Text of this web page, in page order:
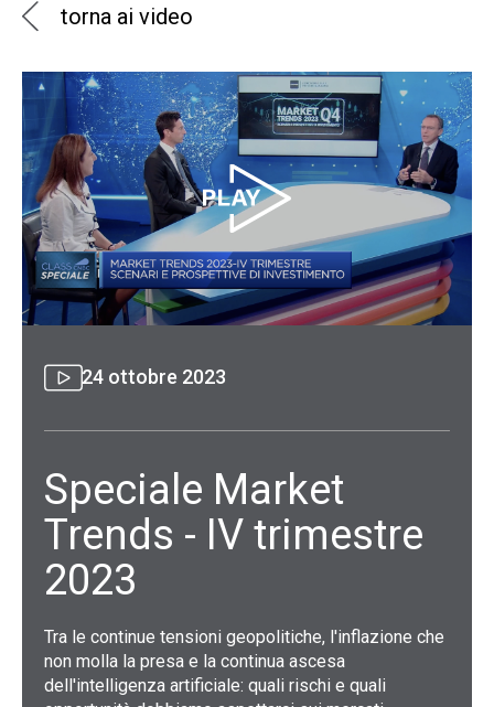
torna ai video
24 ottobre 2023
Speciale Market
Trends - IV trimestre
2023
Tra le continue tensioni geopolitiche, l'inflazione che
non molla la presa e la continua ascesa
dell'intelligenza artificiale: quali rischi e quali